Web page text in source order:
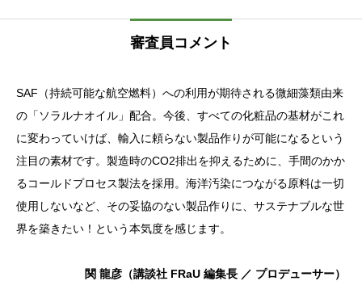
審査員コメント
SAF（持続可能な航空燃料）への利用が期待される微細藻類由来
の「ソラルナオイル」配合。今後、すべての化粧品の基材がこれ
に変わっていけば、輸入に頼らない製品作りが可能になるという
注目の素材です。製造時のCO2排出を抑えるために、手間のかか
るコールドプロセス製法を採用。海洋汚染につながる原料は一切
使用しないなど、その妥協のない製品作りに、サステナブルな世
界を築きたい！という本気度を感じます。
関 龍彦（講談社 FRaU 編集長 ／ プロデューサー）